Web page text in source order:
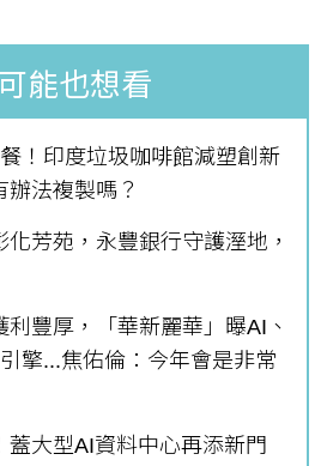
能也想看
！印度垃圾咖啡館減塑創新
法複製嗎？
芳苑，永豐銀行守護溼地，
豐厚，「華新麗華」曝AI、
擎...焦佑倫：今年會是非常
蓋大型AI資料中心再添新門